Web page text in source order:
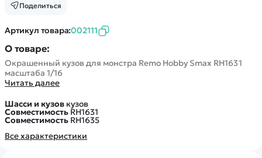
Поделиться
Артикул товара:002111
О товаре:
Окрашенный кузов для монстра Remo Hobby Smax RH1631
масштаба 1/16
Читать далее
Шасси и кузов кузов
Совместимость RH1631
Совместимость RH1635
Все характеристики
Квадрокоптеры
Машинки
Танки
Вертолеты
Катера
Роботы
Информация
Оптовые продажи
Блог
Статьи про беспилотники
Обзор квадрокоптеров
Покупателю
Контакты
Оплата и доставка